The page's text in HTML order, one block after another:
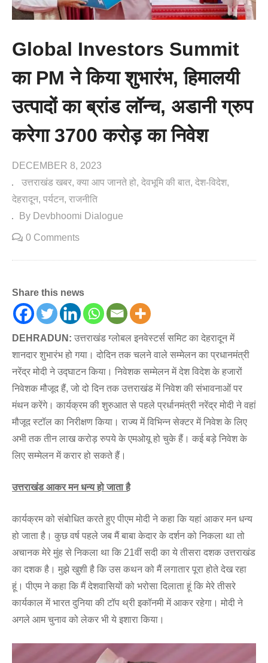
Global Investors Summit
का PM ने किया शुभारंभ, हिमालयी
उत्पादों का ब्रांड लॉन्च, अडानी ग्रुप
करेगा 3700 करोड़ का निवेश
DECEMBER 8, 2023
उत्तराखंड खबर क्या आप जानते हो देवभूमि की बात देश-विदेश
देहरादून पर्यटन राजनीति
By Devbhoomi Dialogue
0 Comments
Share this news
DEHRADUN: उत्तराखंड ग्लोबल इनवेस्टर्स समिट का देहरादून में
शानदार शुभारंभ हो गया। दोदिन तक चलने वाले सम्मेलन का प्रधानमंत्री
नरेंद्र मोदी ने उद्घाटन किया। निवेशक सम्मेलन में देश विदेश के हजारों
निवेशक मौजूद हैं, जो दो दिन तक उत्तराखंड में निवेश की संभावनाओं पर
मंथन करेंगे। कार्यक्रम की शुरुआत से पहले प्रर्धानमंत्री नरेंद्र मोदी ने वहां
मौजूद स्टॉल का निरीक्षण किया। राज्य में विभिन्न सेक्टर में निवेश के लिए
अभी तक तीन लाख करोड़ रुपये के एमओयू हो चुके हैं। कई बड़े निवेश के
लिए सम्मेलन में करार हो सकते हैं।
उत्तराखंड आकर मन धन्य हो जाता है
कार्यक्रम को संबोधित करते हुए पीएम मोदी ने कहा कि यहां आकर मन धन्य
हो जाता है। कुछ वर्ष पहले जब मैं बाबा केदार के दर्शन को निकला था तो
अचानक मेरे मुंह से निकला था कि 21वीं सदी का ये तीसरा दशक उत्तराखंड
का दशक है। मुझे खुशी है कि उस कथन को मैं लगातार पूरा होते देख रहा
हूं। पीएम ने कहा कि मैं देशवासियों को भरोसा दिलाता हूं कि मेरे तीसरे
कार्यकाल में भारत दुनिया की टॉप थ्री इकॉनमी में आकर रहेगा। मोदी ने
अगले आम चुनाव को लेकर भी ये इशारा किया।